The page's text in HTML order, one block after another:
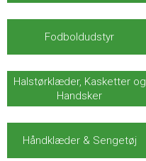
Fodboldudstyr
Halstørklæder, Kasketter og
Handsker
Håndklæder & Sengetøj